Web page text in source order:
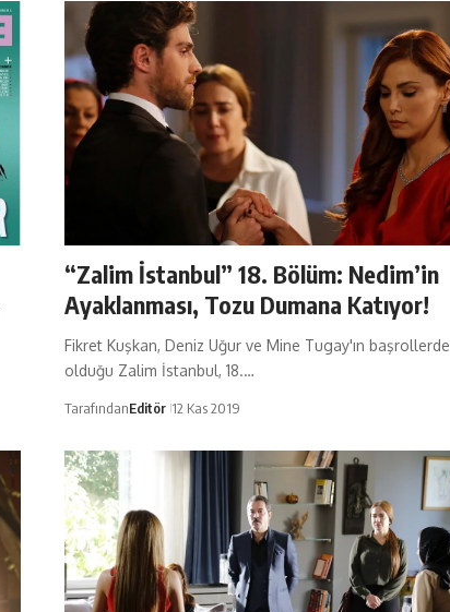
“Zalim İstanbul” 18. Bölüm: Nedim’in
Ayaklanması, Tozu Dumana Katıyor!
Fikret Kuşkan, Deniz Uğur ve Mine Tugay'ın başrollerde
olduğu Zalim İstanbul, 18.…
TarafındanEditör 12 Kas 2019